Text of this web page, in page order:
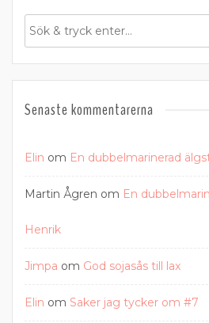
Senaste kommentarerna
Elin om En dubbelmarinerad
Martin Ågren om En
Henrik
Jimpa om God sojasås till lax
Elin om Saker jag tycker om #7